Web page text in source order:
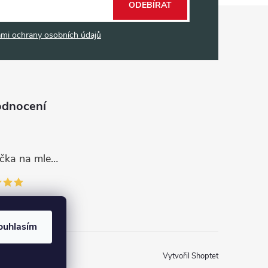
ochrany osobních údajů
ODEBÍRAT
Dávkovací lžička na mletou kávu 53132C8134
Vytvořil Shoptet